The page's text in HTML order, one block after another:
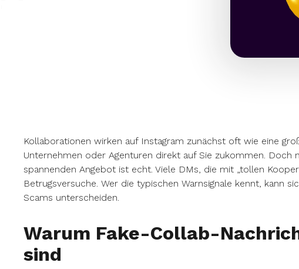
Kollaborationen wirken auf Instagram zunächst oft wie eine
Unternehmen oder Agenturen direkt auf Sie zukommen.
spannenden Angebot ist echt. Viele DMs, die mit „tollen
Betrugsversuche. Wer die typischen Warnsignale kennt, kann
Scams unterscheiden.
Warum Fake-Collab-
sind